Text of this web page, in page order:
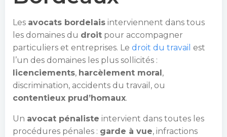
Les avocats bordelais interviennent dans tous
les domaines du droit pour accompagner
particuliers et entreprises. Le droit du travail est
l’un des domaines les plus sollicités :
licenciements, harcèlement moral,
discrimination, accidents du travail, ou
contentieux prud’homaux.
Un avocat pénaliste intervient dans toutes les
procédures pénales : garde à vue, infractions